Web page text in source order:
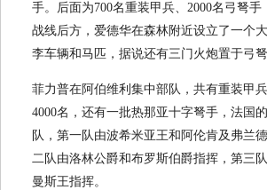
手。后面为700名重装甲兵、2000名弓弩手
战线后方，爱德华在森林附近设立了一个
李车辆和马匹，据说还有三门火炮置于弓弩
菲力普在阿伯维利集中部队，共有重装甲
4000名，还有一批热那亚十字弩手，法国
队，第一队由波希米亚王和阿伦肯及弗兰
二队由洛林公爵和布罗斯伯爵指挥，第三
曼斯王指挥。